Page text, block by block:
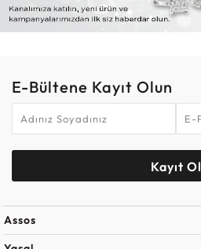
E-Bültene Kayıt Olun
Kayıt Ol
Assos